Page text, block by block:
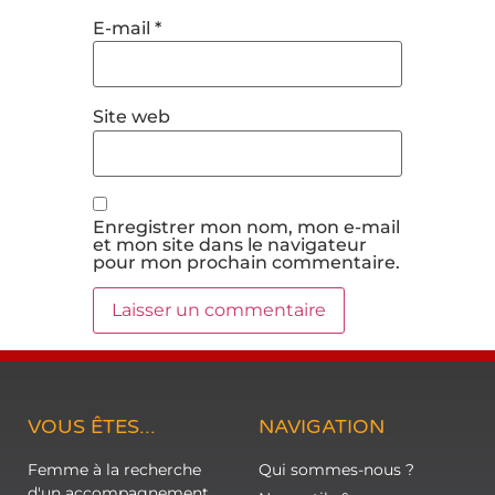
E-mail *
Site web
Enregistrer mon nom, mon e-mail
et mon site dans le navigateur
pour mon prochain commentaire.
VOUS ÊTES...
Femme à la recherche
NAVIGATION
Qui sommes-nous ?